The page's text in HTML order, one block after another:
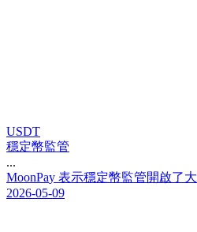
USDT
穩定幣監管
...
MoonPay 表示穩定幣監管開啟了大
2026-05-09